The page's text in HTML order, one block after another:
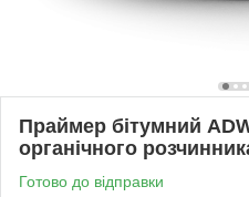
Праймер бітумний
органічного
Готово до відправки